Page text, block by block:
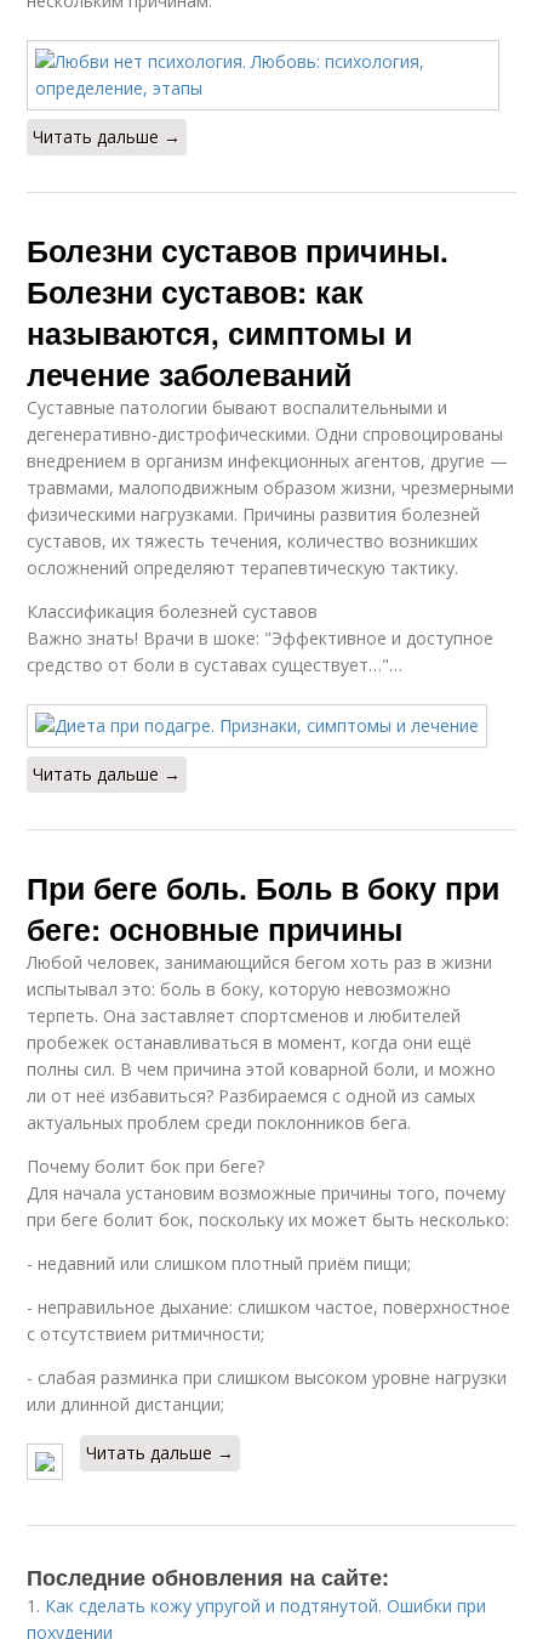
Читать дальше →
Болезни суставов причины.
Болезни суставов: как
называются, симптомы и
лечение заболеваний
Суставные патологии бывают воспалительными и
дегенеративно-дистрофическими. Одни спровоцированы
внедрением в организм инфекционных агентов, другие —
травмами, малоподвижным образом жизни, чрезмерными
физическими нагрузками. Причины развития болезней
суставов, их тяжесть течения, количество возникших
осложнений определяют терапевтическую тактику.
Классификация болезней суставов
Важно знать! Врачи в шоке: "Эффективное и доступное
средство от боли в суставах существует…"…
Читать дальше →
При беге боль. Боль в боку при
беге: основные причины
Любой человек, занимающийся бегом хоть раз в жизни
испытывал это: боль в боку, которую невозможно
терпеть. Она заставляет спортсменов и любителей
пробежек останавливаться в момент, когда они ещё
полны сил. В чем причина этой коварной боли, и можно
ли от неё избавиться? Разбираемся с одной из самых
актуальных проблем среди поклонников бега.
Почему болит бок при беге?
Для начала установим возможные причины того, почему
при беге болит бок, поскольку их может быть несколько:
- недавний или слишком плотный приём пищи;
- неправильное дыхание: слишком частое, поверхностное
с отсутствием ритмичности;
- слабая разминка при слишком высоком уровне нагрузки
или длинной дистанции;
Читать дальше →
Последние обновления на сайте:
1. Как сделать кожу упругой и подтянутой. Ошибки при
похудении